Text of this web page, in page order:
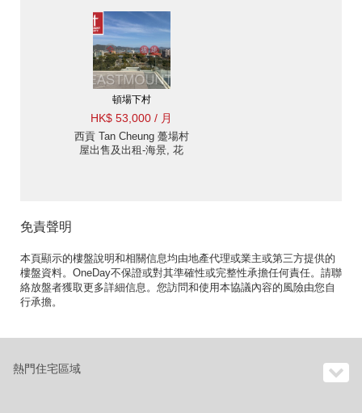
頓場下村
HK$ 53,000 / 月
西貢 Tan Cheung 躉場村
屋出售及出租-海景, 花
免責聲明
本頁顯示的樓盤說明和相關信息均由地產代理或業主或第三方提供的
樓盤資料。OneDay不保證或對其準確性或完整性承擔任何責任。請聯
絡放盤者獲取更多詳細信息。您訪問和使用本協議內容的風險由您自
行承擔。
熱門住宅區域